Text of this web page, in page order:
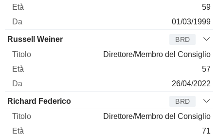
59
01/03/1999
Russell Weiner BRD
Direttore/Membro del Consiglio
57
26/04/2022
Richard Federico BRD
Direttore/Membro del Consiglio
71